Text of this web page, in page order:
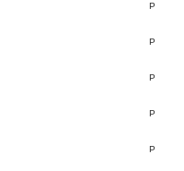
P
P
P
P
P